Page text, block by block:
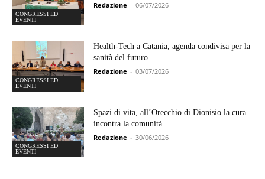
CONGRESSI ED
EVENTI
Redazione - 06/07/2026
CONGRESSI ED
EVENTI
Health-Tech a Catania, agenda condivisa per la
sanità del futuro
Redazione - 03/07/2026
CONGRESSI ED
EVENTI
Spazi di vita, all’Orecchio di Dionisio la cura
incontra la comunità
Redazione - 30/06/2026